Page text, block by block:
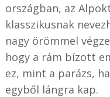
országban, az
klasszikusnak
nagy örömmel
hogy a rám bízott
ez, mint a parázs,
egyből lángra kap.